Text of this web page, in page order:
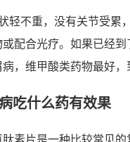
轻不重，没有关节受累
配合光疗。如果已经
，维甲酸类药物最好
吃什么药有效果
肽素片是一种比较常见